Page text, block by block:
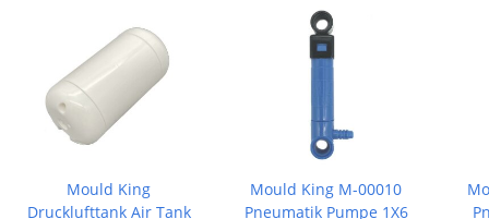
Mould King
Drucklufttank Air Tank
Mould King M-00010
Pneumatik Pumpe 1X6